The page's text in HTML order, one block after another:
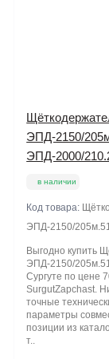
ЭПД-2150/
ЭПД-2000/
в наличии
Код товара:
ЭПД-2150/
Выгодно купить
ЭПД-2150/
Сургуте по цене
SurgutZapchast.
точные
параметры
позиции из
т..